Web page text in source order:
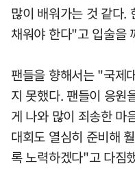
많이 배워가는 것 같다.
채워야 한다"고 입술을
팬들을 향해서는 "국제
지 못했다. 팬들이 응원
게 나와 많이 죄송한 마
대회도 열심히 준비해
록 노력하겠다"고 다짐